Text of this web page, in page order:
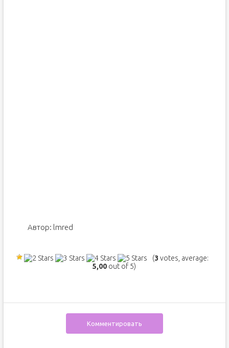
Автор: lmred
(3 votes, average:
5,00 out of 5)
Комментировать